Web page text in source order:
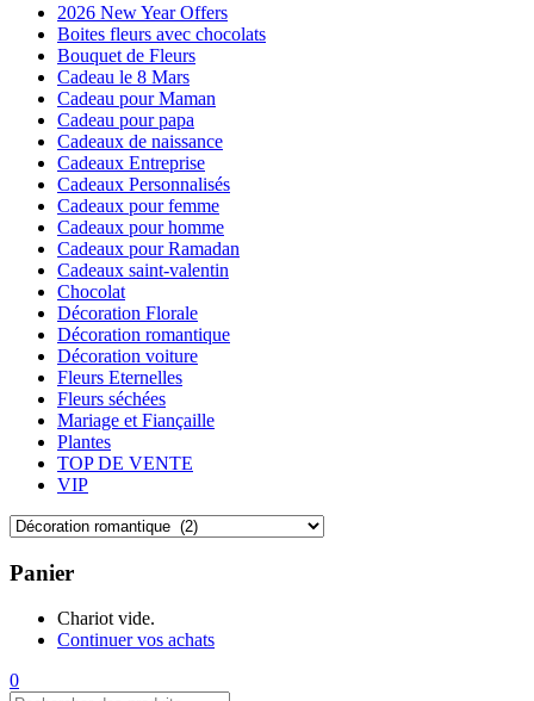
2026 New Year Offers
Boites fleurs avec chocolats
Bouquet de Fleurs
Cadeau le 8 Mars
Cadeau pour Maman
Cadeau pour papa
Cadeaux de naissance
Cadeaux Entreprise
Cadeaux Personnalisés
Cadeaux pour femme
Cadeaux pour homme
Cadeaux pour Ramadan
Cadeaux saint-valentin
Chocolat
Décoration Florale
Décoration romantique
Décoration voiture
Fleurs Eternelles
Fleurs séchées
Mariage et Fiançaille
Plantes
TOP DE VENTE
VIP
Panier
Chariot vide.
Continuer vos achats
0